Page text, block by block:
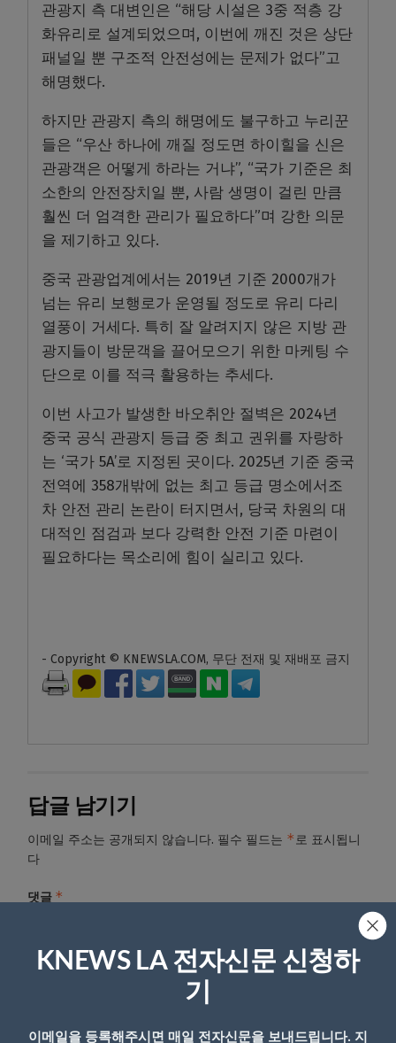
관광지 측 대변인은 “해당 시설은 3중 적층 강
화유리로 설계되었으며, 이번에 깨진 것은 상단
패널일 뿐 구조적 안전성에는 문제가 없다”고
해명했다.
하지만 관광지 측의 해명에도 불구하고 누리꾼
들은 “우산 하나에 깨질 정도면 하이힐을 신은
관광객은 어떻게 하라는 거냐”, “국가 기준은 최
소한의 안전장치일 뿐, 사람 생명이 걸린 만큼
훨씬 더 엄격한 관리가 필요하다”며 강한 의문
을 제기하고 있다.
중국 관광업계에서는 2019년 기준 2000개가
넘는 유리 보행로가 운영될 정도로 유리 다리
열풍이 거세다. 특히 잘 알려지지 않은 지방 관
광지들이 방문객을 끌어모으기 위한 마케팅 수
단으로 이를 적극 활용하는 추세다.
이번 사고가 발생한 바오취안 절벽은 2024년
중국 공식 관광지 등급 중 최고 권위를 자랑하
는 ‘국가 5A’로 지정된 곳이다. 2025년 기준 중국
전역에 358개밖에 없는 최고 등급 명소에서조
차 안전 관리 논란이 터지면서, 당국 차원의 대
대적인 점검과 보다 강력한 안전 기준 마련이
필요하다는 목소리에 힘이 실리고 있다.
- Copyright © KNEWSLA.COM, 무단 전재 및 재배포 금지
답글 남기기
이메일 주소는 공개되지 않습니다. 필수 필드는 *로 표시됩니
다
댓글 *
KNEWS LA 전자신문 신청하
기
이메일을 등록해주시면 매일 전자신문을 보내드립니다. 지